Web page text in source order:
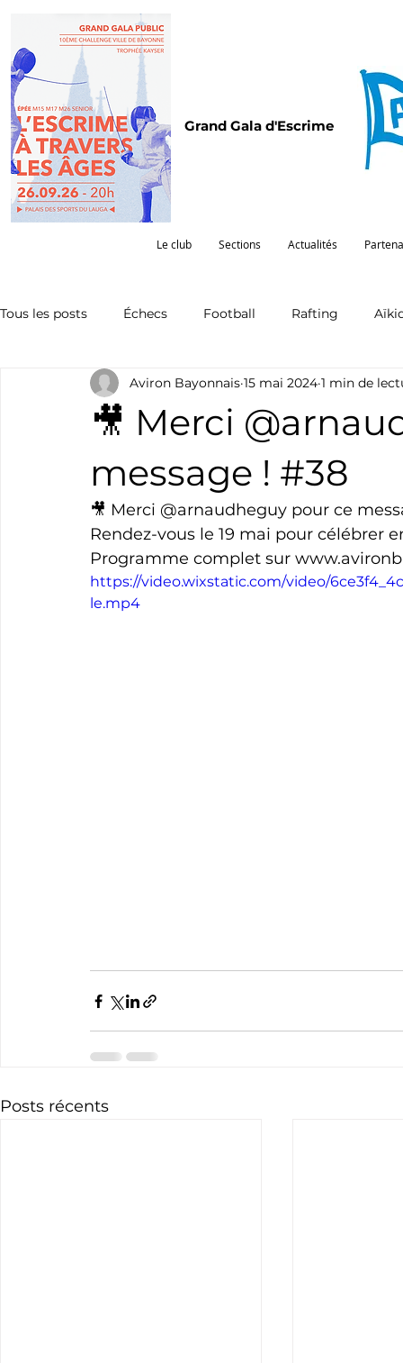
Grand Gala d'Escrime
Le club Sections Actualités
Tous les posts Échecs Football Rafting
Omnisports Partenariat Pelote Pentathlon
Triathlon
Cyclotourisme Surf Basket
🎥 Merci
message ! #38
Aviron Bayonnais 15 mai 2024 1 min de
🎥 Merci @arnaudheguy pour ce
Rendez-vous le 19 mai pour célébrer
Programme complet sur
https://video.wixstatic.com/video/
le.mp4
Posts récents